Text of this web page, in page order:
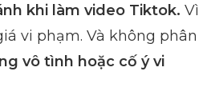
khi làm video Tiktok. Vì
vi phạm. Và không phân
vô tình hoặc cố ý vi